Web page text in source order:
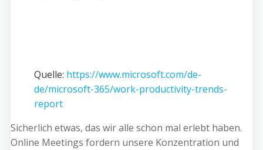
Quelle: https://www.microsoft.com/de-
de/microsoft-365/work-productivity-trends-
report
Sicherlich etwas, das wir alle schon mal erlebt haben.
Online Meetings fordern unsere Konzentration und